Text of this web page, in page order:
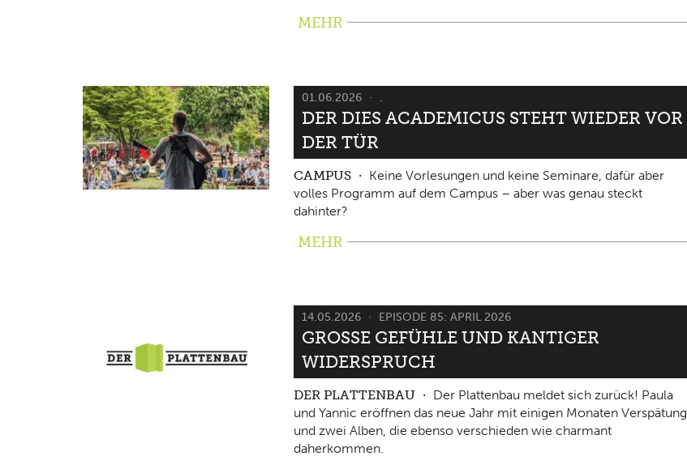
MEHR
01.06.2026 .
DER DIES ACADEMICUS STEHT WIEDER VOR
DER TÜR
CAMPUS
Keine Vorlesungen und keine Seminare, dafür aber
volles Programm auf dem Campus – aber was genau steckt
dahinter?
MEHR
14.05.2026 EPISODE 85: APRIL 2026
GROSSE GEFÜHLE UND KANTIGER W
IDERSPRUCH
DER PLATTENBAU
Der Plattenbau meldet sich zurück! Paula
und Yannic eröffnen das neue Jahr mit einigen Monaten Verspätung
und zwei Alben, die ebenso verschieden wie charmant
daherkommen.